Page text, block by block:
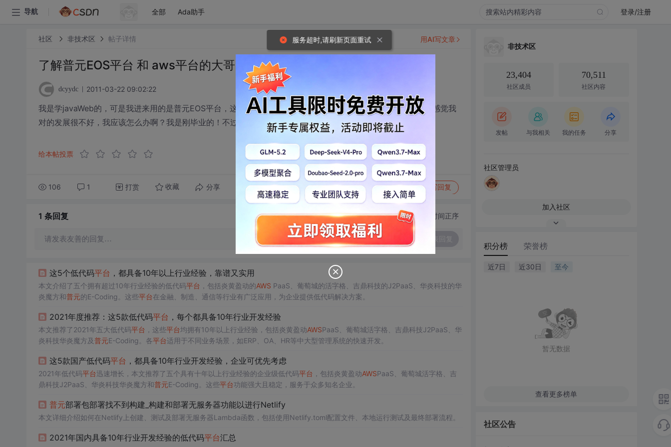
导航 全部 Ada助手 登录/注册
社区 非技术区 帖子详情
了解普元EOS平台 和 aws平台的大哥大姐们，帮帮我吧~
dcyydc 2011-03-22 09:02:22
我是学javaWeb的，可是我进来用的是普元EOS平台，这压根就不用敲代码，这根本不是我想要的发展路线~~我感觉我
对的发展很不好，我应该怎么办啊？我是刚毕业的！不过我的基础很扎实！
给本帖投票
106 1 打赏 收藏 分享 转发到动态 举报 写回复
用AI写文章
1 条回复 切换为时间正序
请发表友善的回复…
这5个低代码平台 ，都具备10年以上行业经验，靠谱又实用
本文介绍了五个拥有超过10年行业经验的低代码平台 ，包括炎黄盈动的AWS PaaS、葡萄城的活字格、吉鼎科技的J2PaaS、华炎科技的华
炎魔方和普元的E-Coding。这些平台在金融、制造、通信等行业有广泛应用，为企业提供低代码解决方案。
2021年度推荐：这5款低代码平台 ，每个都具备10年行业开发经验
本文推荐了2021年五大低代码平台 ，这些平台均拥有10年以上行业经验，包括炎黄盈动AWSPaaS、葡萄城活字格、吉鼎科技J2PaaS、华
炎科技华炎魔方及普元E-Coding。各平台适用于不同业务场景，如ERP、OA、HR等中大型管理系统的快速开发。
这5款国产低代码平台 ，都具备10年行业开发经验，企业可优先考虑
2021年低代码平台迅速增长，本文推荐了五个具有十年以上行业经验的企业级低代码平台 ，包括炎黄盈动AWSPaaS、葡萄城活字格、吉
鼎科技J2PaaS、华炎科技华炎魔方和普元E-Coding。这些平台功能强大且稳定，服务于众多知名企业。
普元部署包部署找不到构建_构建和部署无服务器功能以进行Netlify
本文详细介绍如何在Netlify上创建、测试及部署无服务器Lambda函数，包括使用Netlify.toml配置文件、本地运行测试及最终部署流程。
2021年国内具备10年行业开发经验的低代码平台汇总
非技术区
23,404
社区成员
70,511
社区内容
发帖 与我相关 我的任务 分享
社区管理员
加入社区
积分榜 荣誉榜
近7日 近30日 至今
暂无数据
查看更多榜单
社区公告
服务超时,请刷新页面重试